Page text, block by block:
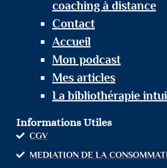
coaching à distance
Contact
Accueil
Mon podcast
Mes articles
La bibliothérapie
Informations Utiles
CGV
MEDIATION DE LA